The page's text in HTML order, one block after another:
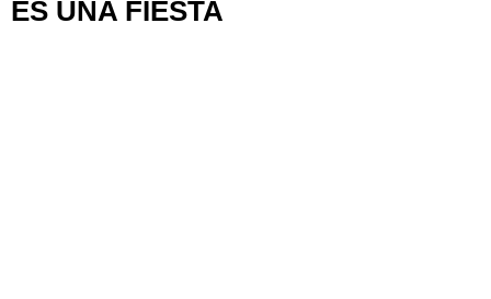
ES UNA FIESTA